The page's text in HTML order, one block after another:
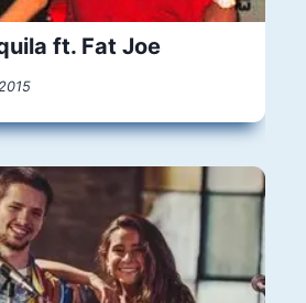
ft. Fat Joe